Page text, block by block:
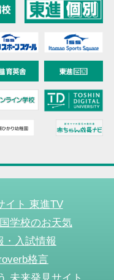
イト 東進TV
学校のお天気
・入試情報
格言